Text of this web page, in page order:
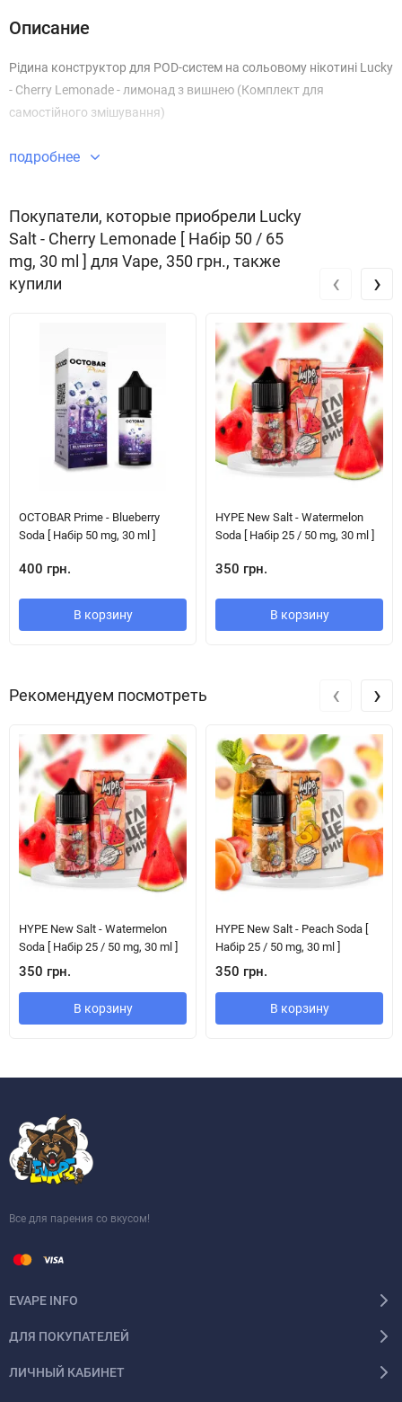
Описание
Рідина конструктор для POD-систем на сольовому нікотині Lucky
- Cherry Lemonade - лимонад з вишнею (Комплект для
самостійного змішування)
подробнее
Покупатели, которые приобрели Lucky
Salt - Cherry Lemonade [ Набір 50 / 65
mg, 30 ml ] для Vape, 350 грн., также
купили
OCTOBAR Prime - Blueberry
Soda [ Набір 50 mg, 30 ml ]
400 грн.
В корзину
HYPE New Salt - Watermelon
Soda [ Набір 25 / 50 mg, 30 ml ]
350 грн.
В корзину
‹ ›
Рекомендуем посмотреть
HYPE New Salt - Watermelon
Soda [ Набір 25 / 50 mg, 30 ml ]
350 грн.
В корзину
HYPE New Salt - Peach Soda [
Набір 25 / 50 mg, 30 ml ]
350 грн.
В корзину
‹ ›
Все для парения со вкусом!
EVAPE INFO
ДЛЯ ПОКУПАТЕЛЕЙ
ЛИЧНЫЙ КАБИНЕТ